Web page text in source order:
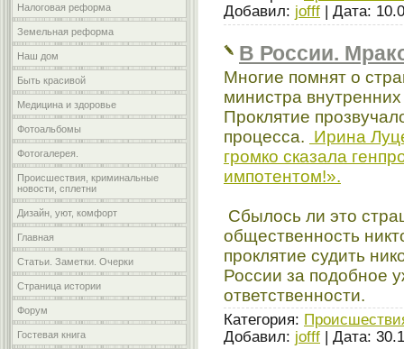
Налоговая реформа
Земельная реформа
Наш дом
Быть красивой
Медицина и здоровье
Фотоальбомы
Фотогалерея.
Происшествия, криминальные
новости, сплетни
Дизайн, уют, комфорт
Главная
Статьи. Заметки. Очерки
Страница истории
Форум
Гостевая книга
Добавил: jofff | Дата:
В России.
Многие помнят о
министра
Проклятие
процесса. Ирина
громко сказала
импотентом!».
Сбылось ли это
общественность
проклятие судить
России за подобное
ответственности.
Категория:
Добавил: jofff | Дата: